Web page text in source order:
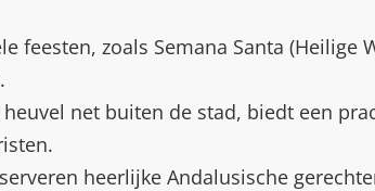
zoals Semana Santa (Heilige
net buiten de stad, biedt een
heerlijke Andalusische